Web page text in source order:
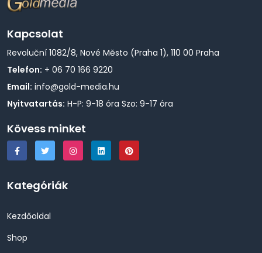
Kapcsolat
Revoluční 1082/8, Nové Město (Praha 1), 110 00 Praha
Telefon: + 06 70 166 9220
Email: info@gold-media.hu
Nyitvatartás: H-P: 9-18 óra Szo: 9-17 óra
Kövess minket
Kategóriák
Kezdőoldal
Shop